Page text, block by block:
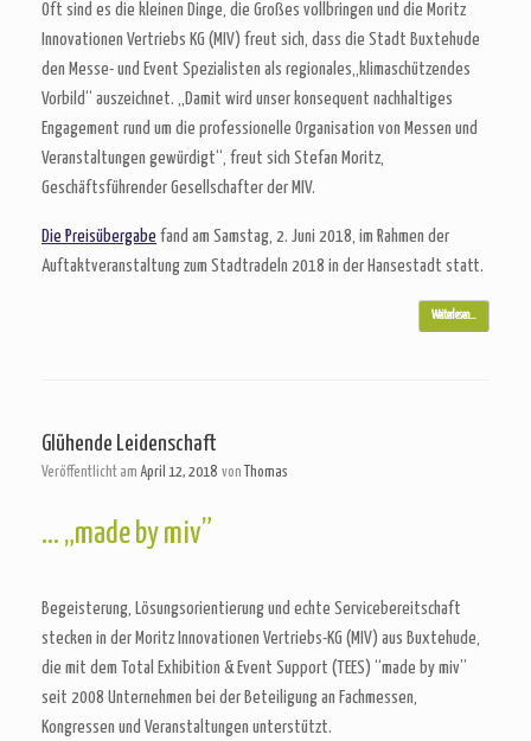
Oft sind es die kleinen Dinge, die Großes vollbringen und die Moritz
Innovationen Vertriebs KG (MIV) freut sich, dass die Stadt Buxtehude
den Messe- und Event Spezialisten als regionales„klimaschützendes
Vorbild“ auszeichnet. „Damit wird unser konsequent nachhaltiges
Engagement rund um die professionelle Organisation von Messen und
Veranstaltungen gewürdigt“, freut sich Stefan Moritz,
Geschäftsführender Gesellschafter der MIV.
Die Preisübergabe fand am Samstag, 2. Juni 2018, im Rahmen der
Auftaktveranstaltung zum Stadtradeln 2018 in der Hansestadt statt.
Weiterlesen…
Glühende Leidenschaft
Veröffentlicht am April 12, 2018 von Thomas
… „made by miv”
Begeisterung, Lösungsorientierung und echte Servicebereitschaft
stecken in der Moritz Innovationen Vertriebs-KG (MIV) aus Buxtehude,
die mit dem Total Exhibition & Event Support (TEES) “made by miv”
seit 2008 Unternehmen bei der Beteiligung an Fachmessen,
Kongressen und Veranstaltungen unterstützt.